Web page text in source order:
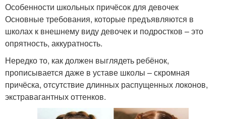
Особенности школьных причёсок для девочек
Основные требования, которые предъявляются в
школах к внешнему виду девочек и подростков – это
опрятность, аккуратность.
Нередко то, как должен выглядеть ребёнок,
прописывается даже в уставе школы – скромная
причёска, отсутствие длинных распущенных локонов,
экстравагантных оттенков.